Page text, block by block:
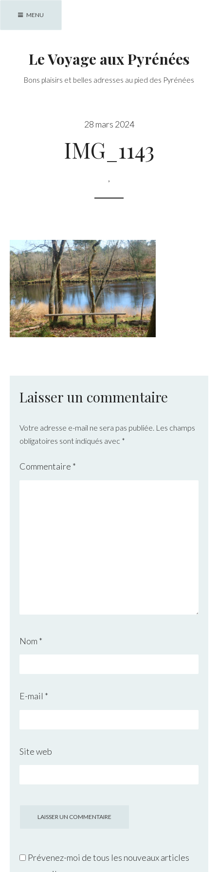
MENU
Le Voyage aux Pyrénées
Bons plaisirs et belles adresses au pied des Pyrénées
28 mars 2024
IMG_1143
,
Laisser un commentaire
Votre adresse e-mail ne sera pas publiée. Les champs
obligatoires sont indiqués avec *
Commentaire *
Nom *
E-mail *
Site web
Prévenez-moi de tous les nouveaux articles